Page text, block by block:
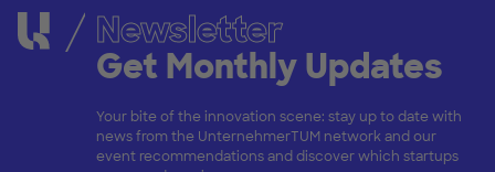
Newsletter
Get Monthly Updates
Your bite of the innovation scene: stay up to date with
news from the UnternehmerTUM network and our
event recommendations and discover which startups